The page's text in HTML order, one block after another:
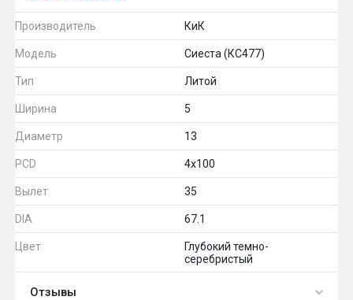
Производитель КиК
Модель Сиеста (КС477)
Тип Литой
Ширина 5
Диаметр 13
PCD 4x100
Вылет 35
DIA 67.1
Цвет
Глубокий темно-
серебристый
Отзывы